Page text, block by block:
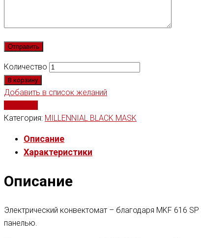
Количество
В корзину
Добавить в список желаний
Категория: MILLENNIAL BLACK MASK
Описание
Характеристики
Описание
Электрический конвектомат – благодаря MKF 616
панелью.